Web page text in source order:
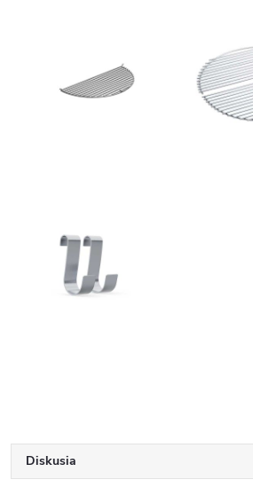
Diskusia